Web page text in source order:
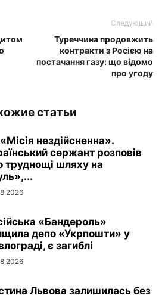
Следующий
Туреччина продовжить
контракти з Росією на
постачання газу: що відомо
про угоду
статьи
нездійсненна».
сержант розповів
труднощі шляху на
«Бандероль»
депо «Укрпошти» у
є загиблі
Львова залишилась без